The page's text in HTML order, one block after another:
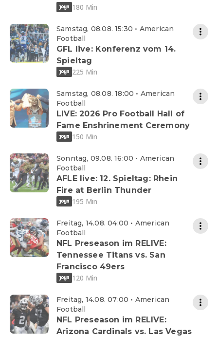
180 Min
Samstag, 08.08. 15:30 • American
Football
GFL live: Konferenz vom 14.
Spieltag
225 Min
Samstag, 08.08. 18:00 • American
Football
LIVE: 2026 Pro Football Hall of
Fame Enshrinement Ceremony
150 Min
Sonntag, 09.08. 16:00 • American
Football
AFLE live: 12. Spieltag: Rhein
Fire at Berlin Thunder
195 Min
Freitag, 14.08. 04:00 • American
Football
NFL Preseason im RELIVE:
Tennessee Titans vs. San
Francisco 49ers
120 Min
Freitag, 14.08. 07:00 • American
Football
NFL Preseason im RELIVE:
Arizona Cardinals vs. Las Vegas